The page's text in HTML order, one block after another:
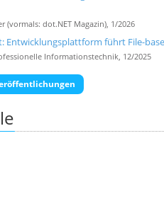
(vormals: dot.NET Magazin), 1/2026
Entwicklungsplattform führt File-
Informationstechnik, 12/2025